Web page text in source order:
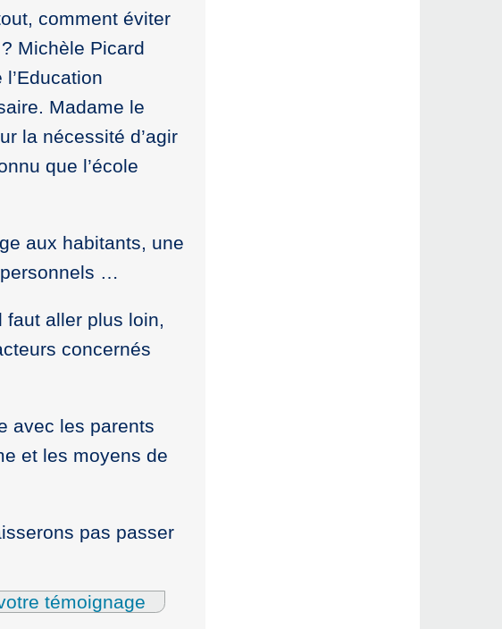
comment éviter
Michèle Picard
Madame le
la nécessité d’agir
que l’école
aux habitants, une
…
faut aller plus loin,
concernés
avec les parents
et les moyens de
pas passer
témoignage